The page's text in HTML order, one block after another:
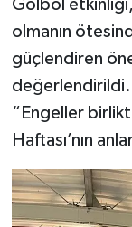
Golbol
olmanın
güçlendiren
“Engeller
Haftası’nın